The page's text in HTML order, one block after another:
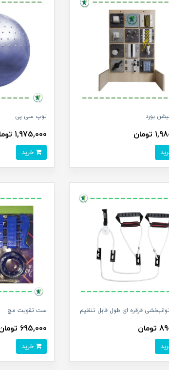
بورد
تومان
توپ سی پی
1,975,000 تومان
قرقره ای طول قابل تنظیم ست تقویت مچ
695,000 تومان